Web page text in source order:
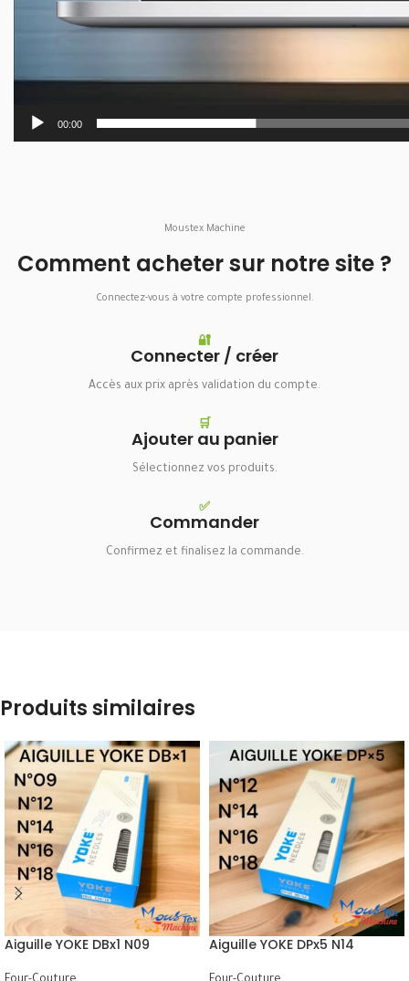
Moustex Machine
Comment acheter sur notre site ?
Connectez-vous à votre compte professionnel.
🔐
Connecter / créer
Accès aux prix après validation du compte.
🛒
Ajouter au panier
Sélectionnez vos produits.
✅
Commander
Confirmez et finalisez la commande.
00:00
Produits similaires
Aiguille YOKE DBx1 N09 Aiguille YOKE DPx5 N14